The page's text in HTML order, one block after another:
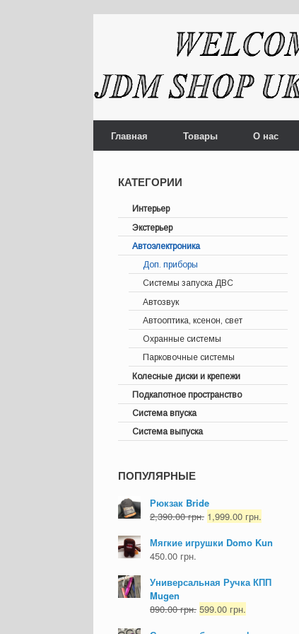
Главная Товары О нас
КАТЕГОРИИ
Интерьер
Экстерьер
Автоэлектроника
Доп. приборы
Системы запуска ДВС
Автозвук
Автооптика, ксенон, свет
Охранные системы
Парковочные системы
Колесные диски и крепежи
Подкапотное пространство
Система впуска
Система выпуска
ПОПУЛЯРНЫЕ
Рюкзак Bride
2,390.00грн. 1,999.00 грн.
Мягкие игрушки Domo Kun
450.00 грн.
Универсальная Ручка КПП
Mugen
890.00грн. 599.00 грн.